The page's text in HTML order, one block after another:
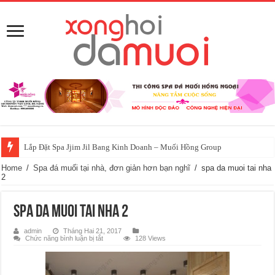
Lắp Đặt Spa Jjim Jil Bang Kinh Doanh – Muối Hồng Group
Home / Spa đá muối tại nhà, đơn giản hơn bạn nghĩ / spa da muoi tai nha
2
spa da muoi tai nha 2
admin
Tháng Hai 21, 2017
Chức năng bình luận bị tắtở
da
128 Views